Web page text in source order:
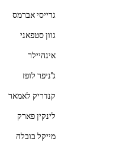
גרייסי אברמס
גוון סטפאני
אינהיילר
ג'ניפר לופז
קנדריק לאמאר
לינקין פארק
מייקל בובלה